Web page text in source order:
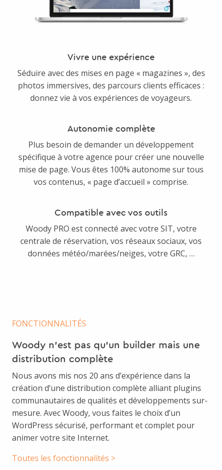
Vivre une expérience
Séduire avec des mises en page « magazines », des
photos immersives, des parcours clients efficaces :
donnez vie à vos expériences de voyageurs.
Autonomie complète
Plus besoin de demander un développement
spécifique à votre agence pour créer une nouvelle
mise de page. Vous êtes 100% autonome sur tous
vos contenus, « page d’accueil » comprise.
Compatible avec vos outils
Woody PRO est connecté avec votre SIT, votre
centrale de réservation, vos réseaux sociaux, vos
données météo/marées/neiges, votre GRC, …
FONCTIONNALITÉS
Woody n’est pas qu’un builder mais une
distribution complète
Nous avons mis nos 20 ans d’expérience dans la
création d’une distribution complète alliant plugins
communautaires de qualités et développements sur-
mesure. Avec Woody, vous faites le choix d’un
WordPress sécurisé, performant et complet pour
animer votre site Internet.
Toutes les fonctionnalités >